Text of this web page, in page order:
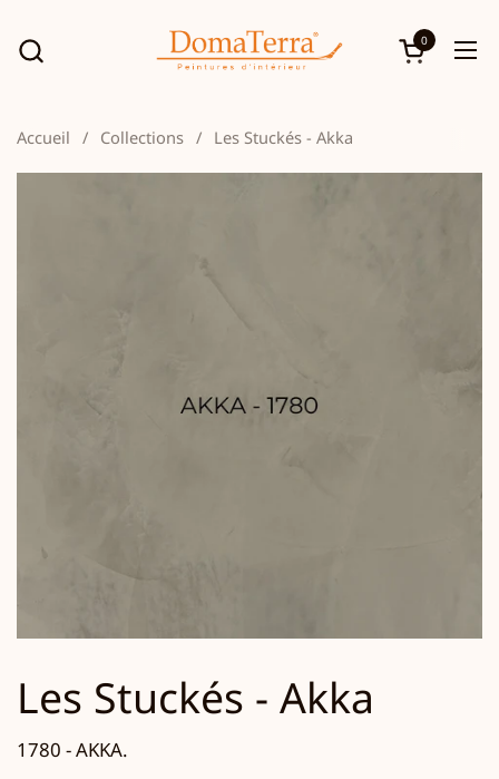
Ouvrir le
0
Accueil / Collections / Les Stuckés - Akka
Les Stuckés - Akka
1780 - AKKA.